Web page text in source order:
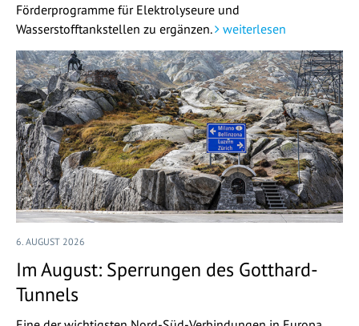
Förderprogramme für Elektrolyseure und
Wasserstofftankstellen zu ergänzen.
weiterlesen
6. AUGUST 2026
Im August: Sperrungen des Gotthard-
Tunnels